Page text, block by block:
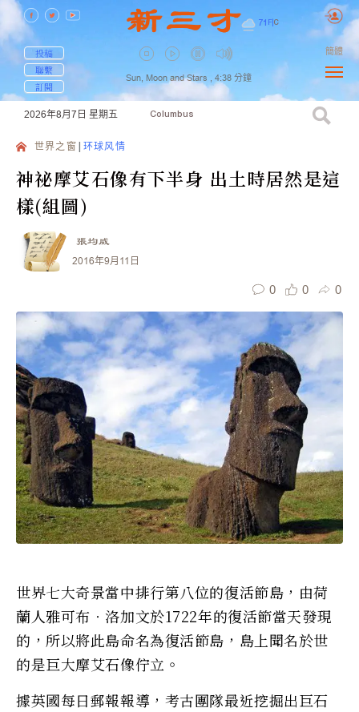
71 F| C
投稿
聯繫
訂閱
Sun, Moon and Stars , 4:38 分鐘
簡體
2026年8月7日 星期五 Columbus
世界之窗 环球风情
神祕摩艾石像有下半身 出土時居然是這
樣(組圖)
張均威
2016年9月11日
0 0 0
世界七大奇景當中排行第八位的復活節島，由荷
蘭人雅可布‧洛加文於1722年的復活節當天發現
的，所以將此島命名為復活節島，島上聞名於世
的是巨大摩艾石像佇立。
據英國每日郵報報導，考古團隊最近挖掘出巨石